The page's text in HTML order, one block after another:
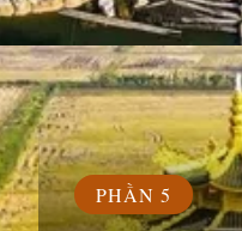
Đang mởhttps://
PHẦN 5